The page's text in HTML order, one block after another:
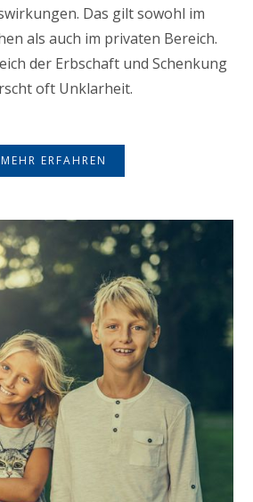
Das gilt sowohl im
als auch im privaten Bereich.
der Erbschaft und Schenkung
oft Unklarheit.
MEHR ERFAHREN